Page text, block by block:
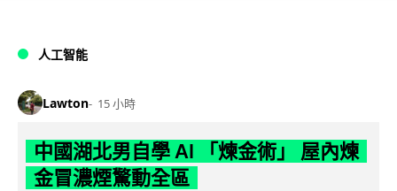
人工智能
Lawton 15 小時
中國湖北男自學 AI 「煉金術」 屋內煉
金冒濃煙驚動全區